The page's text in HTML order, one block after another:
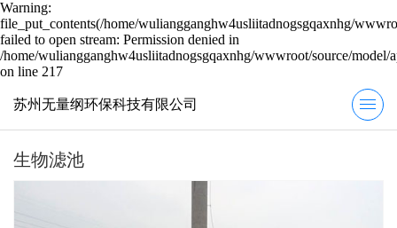
Warning:
file_put_contents(/home/wuliangganghw4usliitadnogsgqaxnhg/
failed to open stream: Permission denied in
/home/wuliangganghw4usliitadnogsgqaxnhg/wwwroot/source/model/
on line 217
苏州无量纲环保科技有限公司
生物滤池